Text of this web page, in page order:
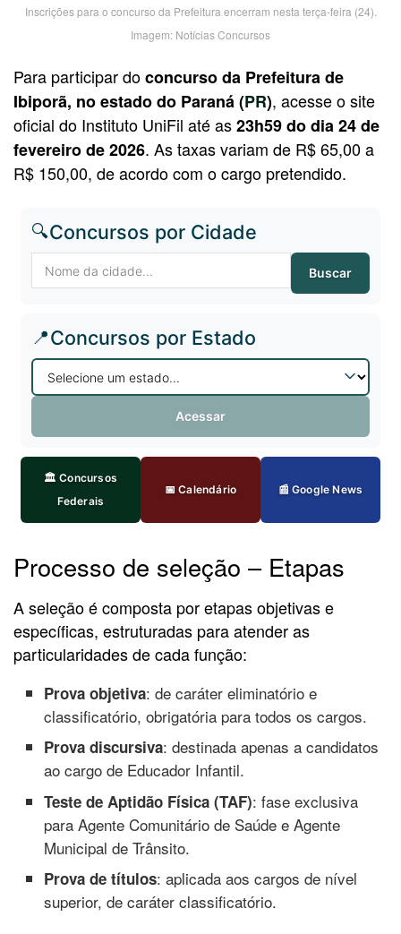
Inscrições para o concurso da Prefeitura encerram nesta terça-feira (24).
Imagem: Notícias Concursos
Para participar doconcurso da Prefeitura de
Ibiporã, no estado do Paraná (PR), acesse o site
oficial do Instituto UniFil até as23h59 do dia 24 de
fevereiro de 2026. As taxas variam de R$ 65,00 a
R$ 150,00, de acordo com o cargo pretendido.
🔍Concursos por Cidade
Buscar
📍Concursos por Estado
Acessar
🏛️ Concursos
Federais
📅 Calendário 📰 Google News
Processo de seleção – Etapas
A seleção é composta por etapas objetivas e
específicas, estruturadas para atender as
particularidades de cada função:
Prova objetiva: de caráter eliminatório e
classificatório, obrigatória para todos os cargos.
Prova discursiva: destinada apenas a candidatos
ao cargo de Educador Infantil.
Teste de Aptidão Física (TAF): fase exclusiva
para Agente Comunitário de Saúde e Agente
Municipal de Trânsito.
Prova de títulos: aplicada aos cargos de nível
superior, de caráter classificatório.